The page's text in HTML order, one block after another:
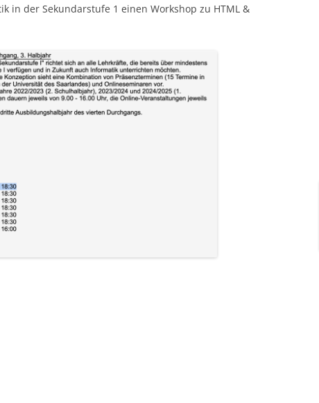
in der Sekundarstufe 1 einen Workshop zu HTML &